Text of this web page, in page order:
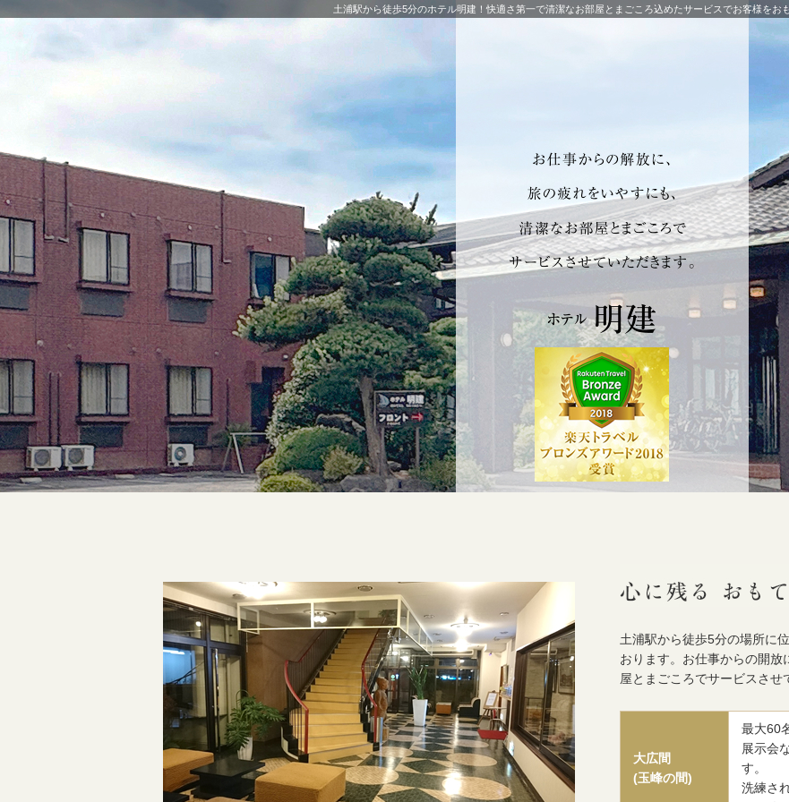
土浦駅から徒歩5分のホテル明建！快適さ第一で清潔なお部屋とまごころ込めたサービスでお客様をお
土浦駅から徒歩5分の場所に
おります。お仕事からの開放
屋とまごころでサービスさせ
大広間
(玉峰の間)
最大60
展示会
す。
洗練さ